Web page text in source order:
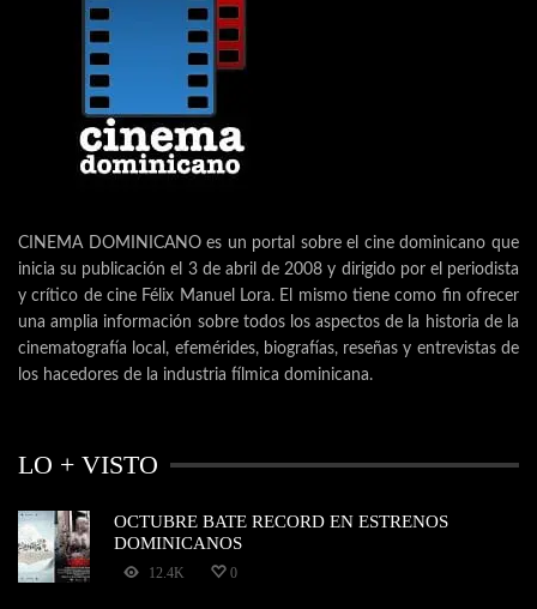
CINEMA DOMINICANO es un portal sobre el cine dominicano que
inicia su publicación el 3 de abril de 2008 y dirigido por el periodista
y crítico de cine Félix Manuel Lora. El mismo tiene como fin ofrecer
una amplia información sobre todos los aspectos de la historia de la
cinematografía local, efemérides, biografías, reseñas y entrevistas de
los hacedores de la industria fílmica dominicana.
LO + VISTO
OCTUBRE BATE RECORD EN ESTRENOS
DOMINICANOS
12.4K 0